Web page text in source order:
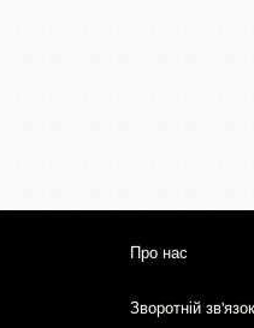
Про нас
Зворотній зв'язок